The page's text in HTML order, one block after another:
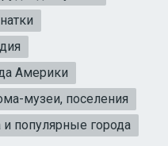
Америки
музеи, поселения
и популярные города